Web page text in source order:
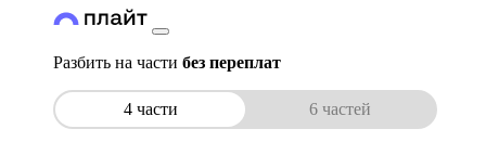
Разбить на части без переплат
4 части 6 частей